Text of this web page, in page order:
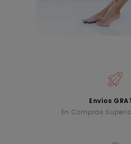
Envíos
En Compras